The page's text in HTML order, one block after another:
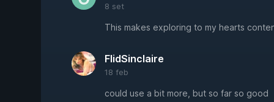
8 set
This makes exploring to my hearts
FlidSinclaire
18 feb
could use a bit more, but so far so good